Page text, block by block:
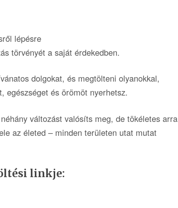
lépésre
törvényét a saját érdekedben.
dolgokat, és megtölteni olyanokkal,
egészséget és örömöt nyerhetsz.
változást valósíts meg, de tökéletes arra
az életed – minden területen utat mutat
linkje: